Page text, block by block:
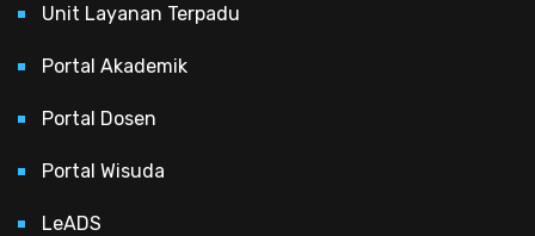
Unit Layanan Terpadu
Portal Akademik
Portal Dosen
Portal Wisuda
LeADS